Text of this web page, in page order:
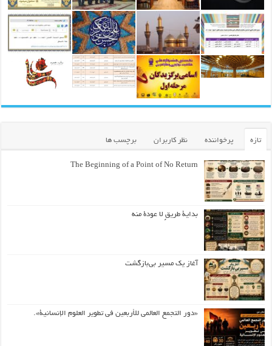
تازه پرخواننده نظر کاربران برچسب ها
The Beginning of a Point of No Return
بداية طريقٍ لا عودة منه
آغاز یک مسیر بی‌بازگشت
«دور التجمع العالمي للأربعين في تطوير العلوم الإنسانية».